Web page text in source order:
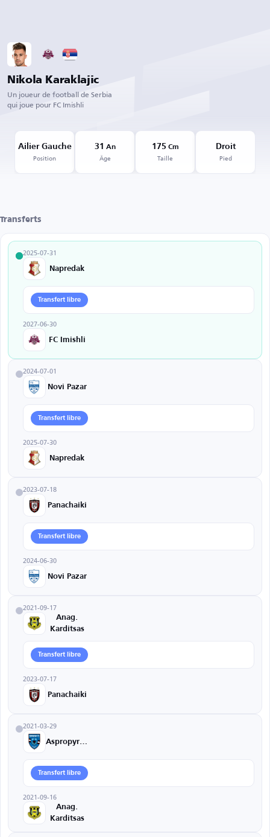
Nikola Karaklajic
Un joueur de football de Serbia
qui joue pour FC Imishli
Ailier Gauche
Position
31 An
Âge
175 Cm
Taille
Droit
Pied
Transferts
2025-07-31
Napredak
Transfert libre
2027-06-30
FC Imishli
2024-07-01
Novi Pazar
Transfert libre
2025-07-30
Napredak
2023-07-18
Panachaiki
Transfert libre
2024-06-30
Novi Pazar
2021-09-17
Anag.
Karditsas
Transfert libre
2023-07-17
Panachaiki
2021-03-29
Transfert libre
2021-09-16
Anag.
Karditsas